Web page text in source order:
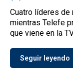
Cuatro líderes de
mientras Telefe
que viene en la
Seguir leyendo